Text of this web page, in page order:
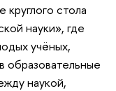
круглого стола
науки», где
учёных,
образовательные
наукой,